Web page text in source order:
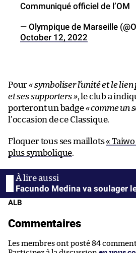
Communiqué officiel de l’OM
— Olympique de Marseille
October 12, 2022
Pour« symboliser l’unité et le
et ses supporters », le club a
porteront un badge« comme un
l’occasion de ce Classique.
Floquer tous ses maillots«
plus symbolique.
Facundo Medina va soulager
ALB
Commentaires
Les membres ont posté 84